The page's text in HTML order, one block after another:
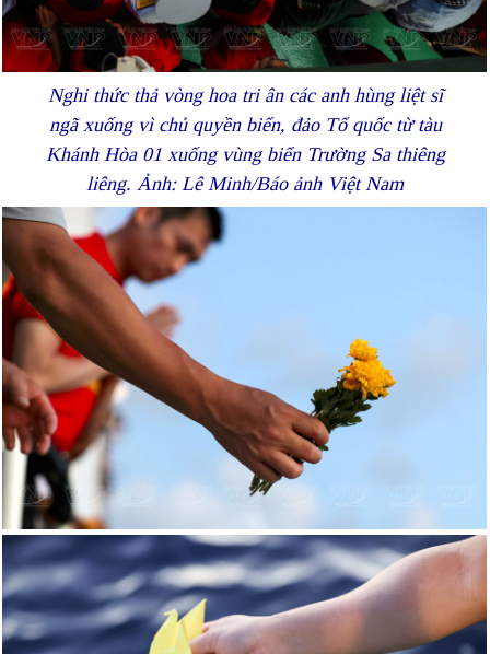
Nghi thức thả vòng hoa tri ân các anh hùng liệt sĩ
ngã xuống vì chủ quyền biển, đảo Tổ quốc từ tàu
Khánh Hòa 01 xuống vùng biển Trường Sa thiêng
liêng. Ảnh: Lê Minh/Báo ảnh Việt Nam